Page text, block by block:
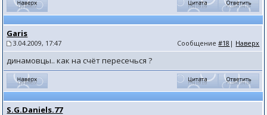
Garis
3.04.2009, 17:47 Сообщение#18 | Наверх
динамовцы.. как на счёт пересечься ?
S.G.Daniels.77